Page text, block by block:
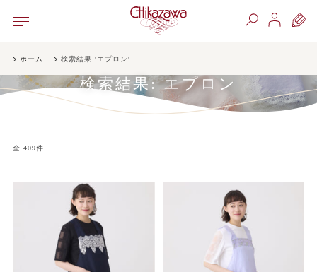
ホーム 検索結果 'エプロン'
検索結果:エプロン
全 409件